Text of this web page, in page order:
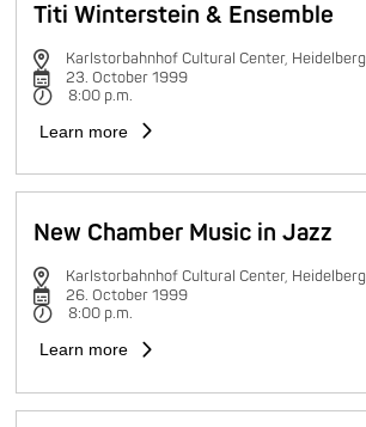
Titi Winterstein & Ensemble
Karlstorbahnhof Cultural Center, Heidelberg
23. October 1999
8:00 p.m.
Learn more
New Chamber Music in Jazz
Karlstorbahnhof Cultural Center, Heidelberg
26. October 1999
8:00 p.m.
Learn more